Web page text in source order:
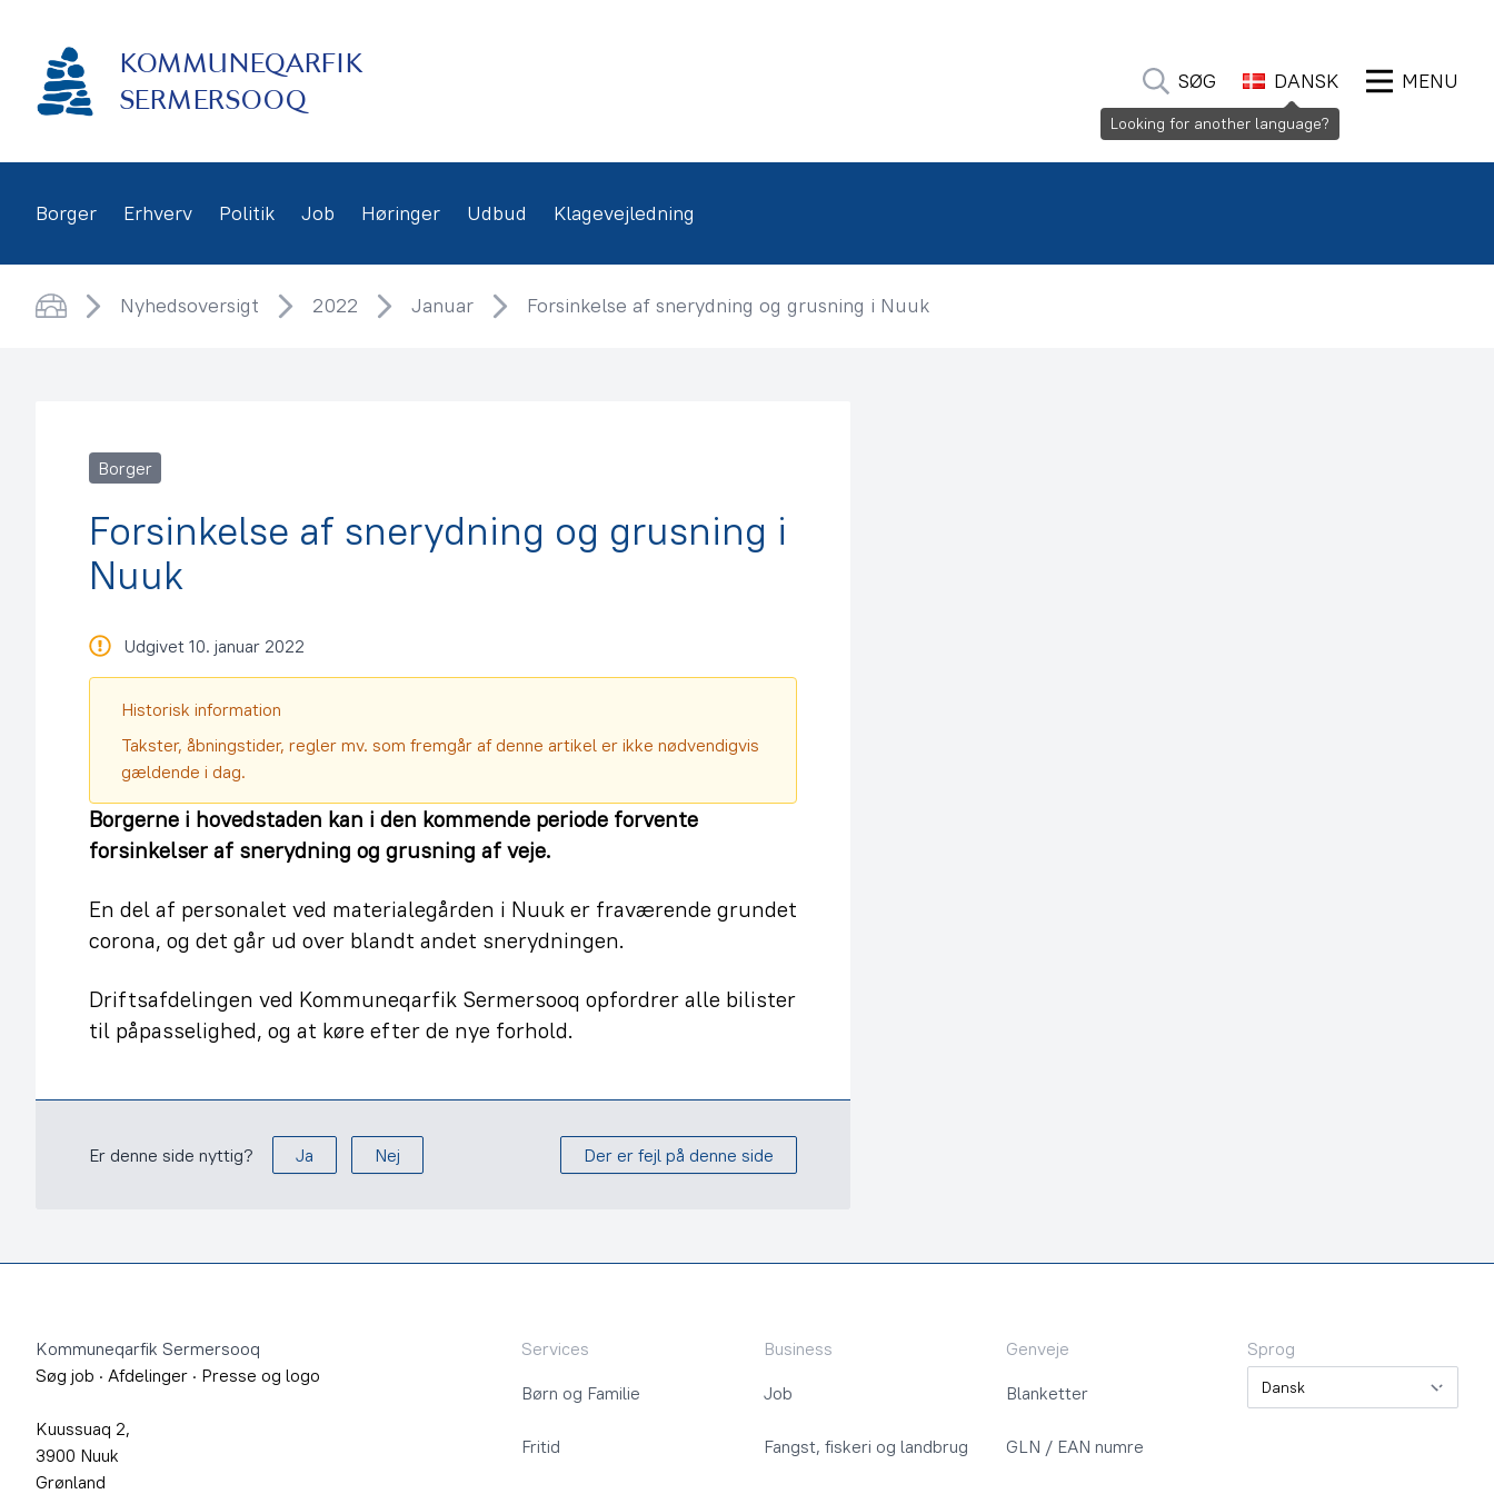
indhold
KOMMUNEQARFIK
SERMERSOOQ
SØG DANSK MENU
Borger Erhverv Politik Job Høringer Udbud Klagevejledning
Nyhedsoversigt 2022 Januar Forsinkelse af snerydning og grusning i Nuuk
Borger
Forsinkelse af snerydning og grusning i
Nuuk
Udgivet 10. januar 2022
Historisk information
Takster, åbningstider, regler mv. som fremgår af denne artikel er ikke nødvendigvis
gældende i dag.
Borgerne i hovedstaden kan i den kommende periode forvente
forsinkelser af snerydning og grusning af veje.
En del af personalet ved materialegården i Nuuk er fraværende grundet
corona, og det går ud over blandt andet snerydningen.
Driftsafdelingen ved Kommuneqarfik Sermersooq opfordrer alle bilister
til påpasselighed, og at køre efter de nye forhold.
Er denne side nyttig? Ja Nej Der er fejl på denne side
Kommuneqarfik Sermersooq
Søg job · Afdelinger · Presse og logo
Kuussuaq 2,
3900 Nuuk
Grønland
Services
Børn og Familie
Fritid
Business
Job
Fangst, fiskeri og landbrug
Genveje
Blanketter
GLN / EAN numre
Sprog
Sprog
Looking for another language?